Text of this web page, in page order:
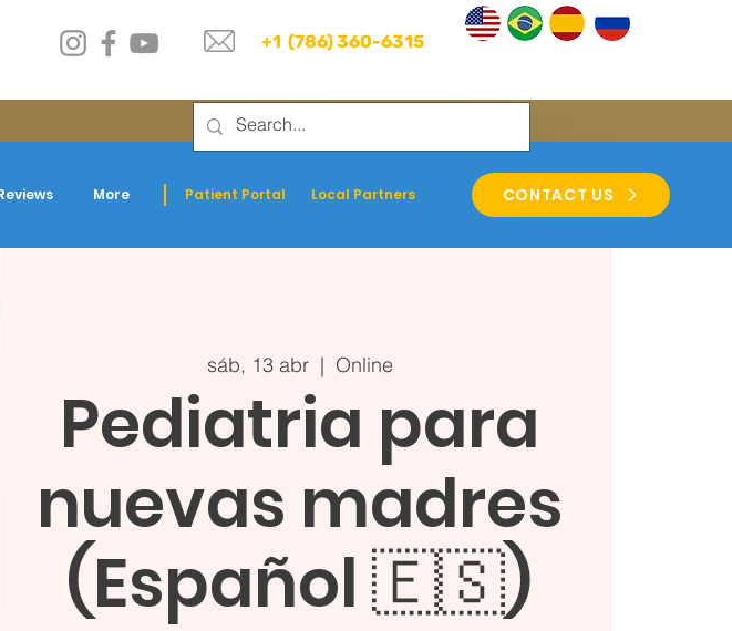
+1 (786) 360-6315
More Patient Portal Local Partners CONTACT US
sáb, 13 abr
  |
Online
Pediatria para
nuevas madres
(Español 🇪🇸)